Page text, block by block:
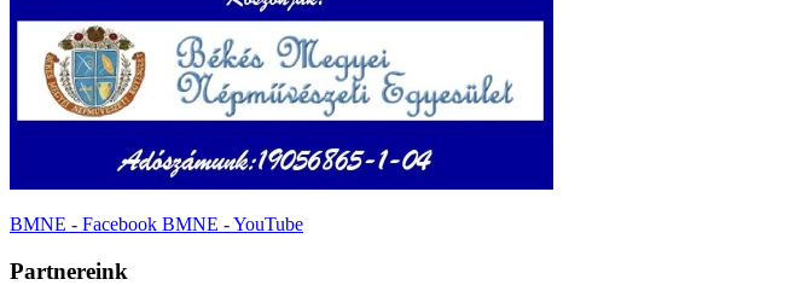
BMNE - Facebook BMNE - YouTube
Partnereink